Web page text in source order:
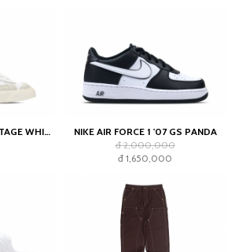
NIKE BLAZER MID '77 VINTAGE WHITE BLACK
NIKE AIR FORCE 1 '07 GS PANDA
đ 2,000,000
đ 1,650,000